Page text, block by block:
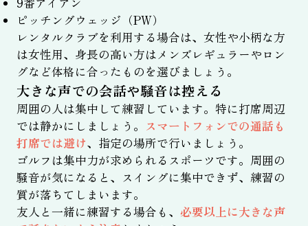
ピッチングウェッジ（PW）
レンタルクラブを利用する場合は、女性や小柄な方
は女性用、身長の高い方はメンズレギュラーやロン
グなど体格に合ったものを選びましょう。
大きな声での会話や騒音は控える
周囲の人は集中して練習しています。特に打席周辺
では静かにしましょう。 スマートフォンでの通話も
打席では避け、指定の場所で行いましょう。
ゴルフは集中力が求められるスポーツです。周囲の
騒音が気になると、スイングに集中できず、練習の
質が落ちてしまいます。
友人と一緒に練習する場合も、 必要以上に大きな声